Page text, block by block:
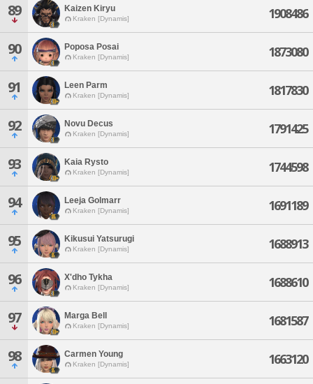
89 Kaizen Kiryu
Kraken [Dynamis] 1908486
90 Poposa Posai
Kraken [Dynamis] 1873080
91 Leen Parm
Kraken [Dynamis] 1817830
92 Novu Decus
Kraken [Dynamis] 1791425
93 Kaia Rysto
Kraken [Dynamis] 1744598
94 Leeja Golmarr
Kraken [Dynamis] 1691189
95 Kikusui Yatsurugi
Kraken [Dynamis] 1688913
96 X'dho Tykha
Kraken [Dynamis] 1688610
97 Marga Bell
Kraken [Dynamis] 1681587
98 Carmen Young
Kraken [Dynamis] 1663120